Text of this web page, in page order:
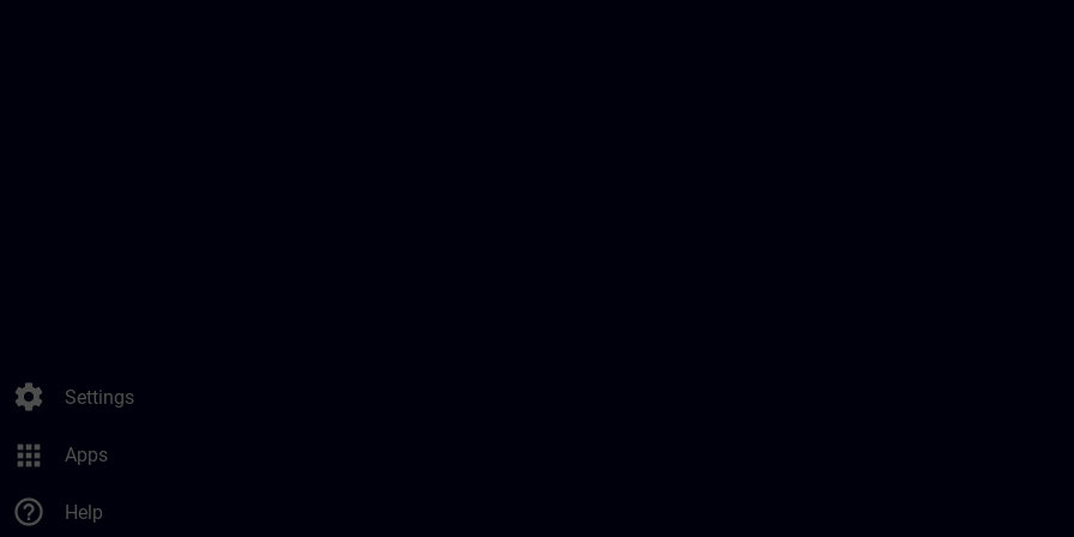
settings Settings
apps Apps
help_outline Help